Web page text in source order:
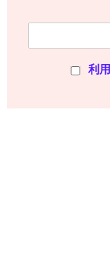
利